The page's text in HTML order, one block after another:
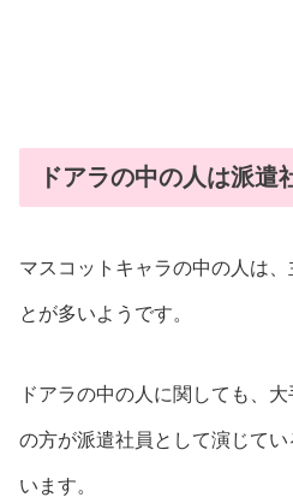
ドアラの中の人は派遣
マスコットキャラの中の人は
とが多いようです。
ドアラの中の人に関しても、
の方が派遣社員として演じて
います。